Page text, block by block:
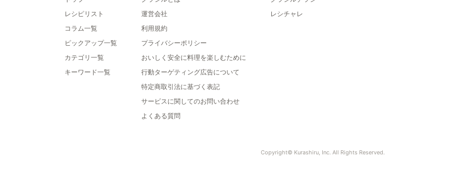
レシピリスト
コラム一覧
ピックアップ一覧
カテゴリ一覧
キーワード一覧
運営会社
利用規約
プライバシーポリシー
おいしく安全に料理を楽しむために
行動ターゲティング広告について
特定商取引法に基づく表記
サービスに関してのお問い合わせ
よくある質問
レシチャレ
Copyright© Kurashiru, Inc. All Rights Reserved.